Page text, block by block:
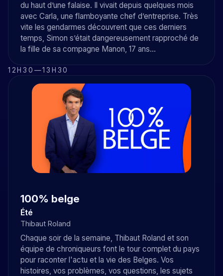
du haut d’une falaise. Il vivait depuis quelques mois
avec Carla, une flamboyante chef d’entreprise. Très
vite les gendarmes découvrent que ces derniers
temps, Simon s’était dangereusement rapproché de
la fille de sa compagne Manon, 17 ans…
12H30 —13H30
100% belge
Été
Thibaut Roland
Chaque soir de la semaine, Thibaut Roland et son
équipe de chroniqueurs font le tour complet du pays
pour raconter l'actu et la vie des Belges. Vos
histoires, vos problèmes, vos questions, les sujets